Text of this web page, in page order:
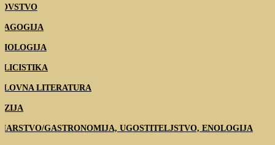
LITERATURA
GASTRONOMIJA, UGOSTITELJSTVO, ENOLOGIJA